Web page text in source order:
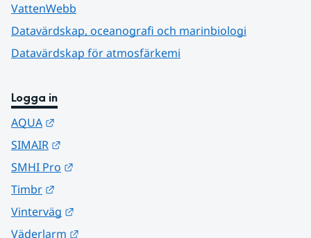
VattenWebb
Datavärdskap, oceanografi och marinbiologi
Datavärdskap för atmosfärkemi
Logga in
AQUA
SIMAIR
SMHI Pro
Timbr
Vinterväg
Väderlarm